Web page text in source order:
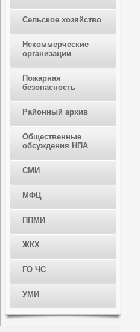
Сельское хозяйство
Некоммерческие
организации
Пожарная
безопасность
Районный архив
Общественные
обсуждения НПА
СМИ
МФЦ
ППМИ
ЖКХ
ГО ЧС
УМИ